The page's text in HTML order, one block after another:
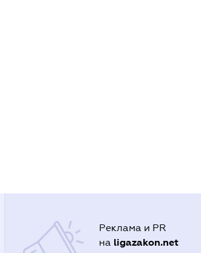
Реклама и PR
на ligazakon.net